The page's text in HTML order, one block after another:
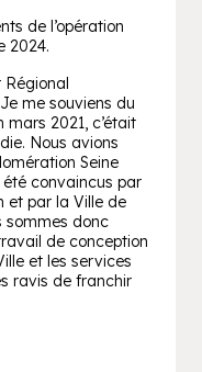
de l’opération
2024.
me souviens du
2021, c’était
Nous avions
Seine
convaincus par
et par la Ville de
sommes donc
de conception
et les services
ravis de franchir